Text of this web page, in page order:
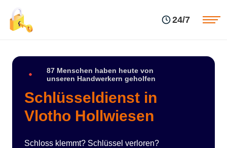
24/7
87 Menschen haben heute von
unseren Handwerkern geholfen
Schlüsseldienst in
Vlotho Hollwiesen
Schloss klemmt? Schlüssel verloren?